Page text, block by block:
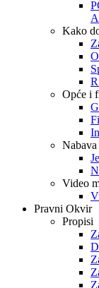
Kako
Opće i
Video
Pravni Okvir
Propisi